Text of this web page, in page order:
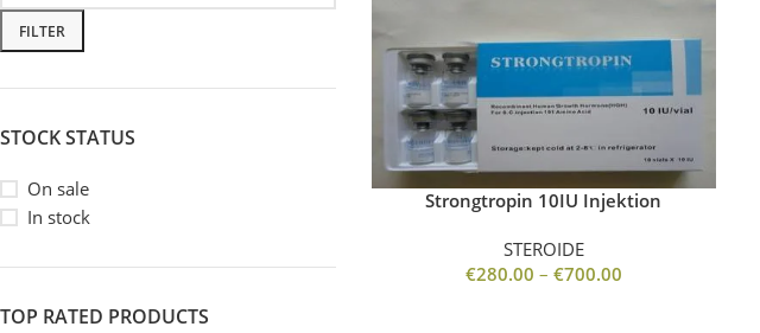
FILTER
STOCK STATUS
On sale
In stock
TOP RATED PRODUCTS
Strongtropin 10IU Injektion
STEROIDE
€280.00 – €700.00